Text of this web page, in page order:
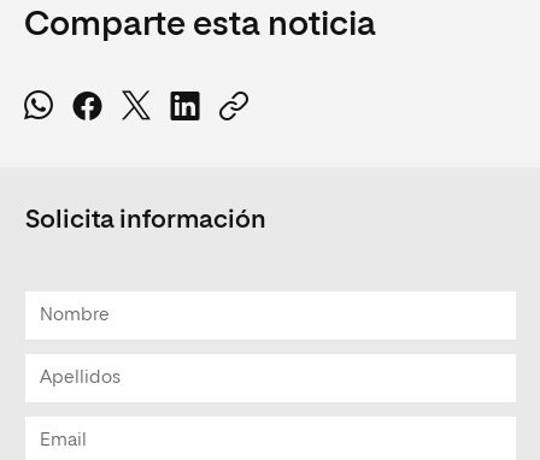
Comparte esta noticia
Solicita información